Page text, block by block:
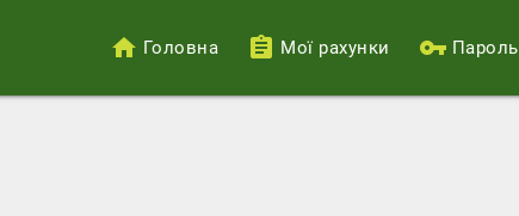
Головна Мої рахунки Пароль